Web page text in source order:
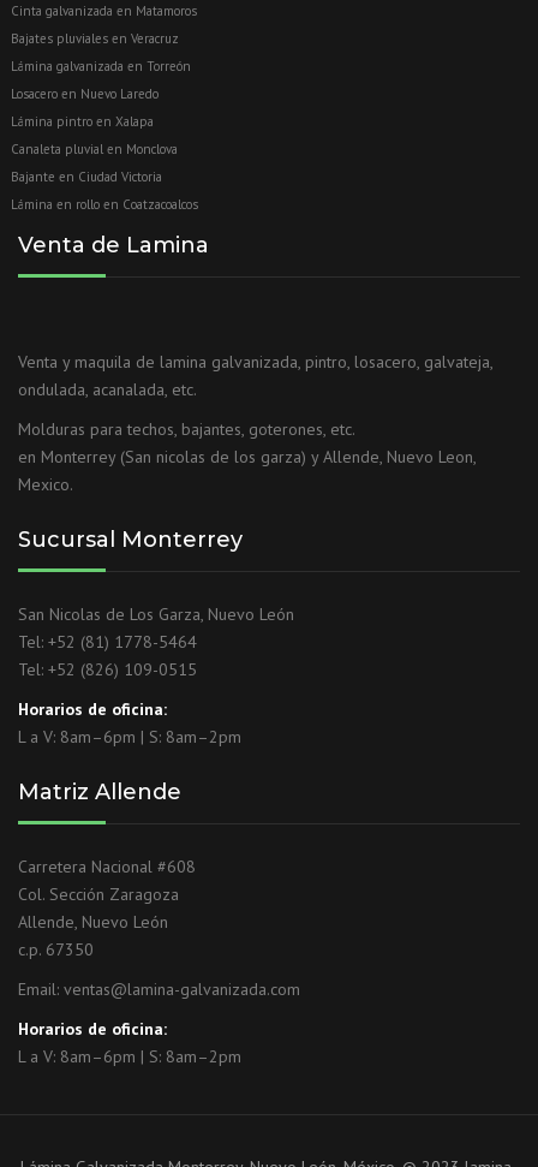
Cinta galvanizada en Matamoros
Bajates pluviales en Veracruz
Lámina galvanizada en Torreón
Losacero en Nuevo Laredo
Lámina pintro en Xalapa
Canaleta pluvial en Monclova
Bajante en Ciudad Victoria
Lámina en rollo en Coatzacoalcos
Venta de Lamina
Venta y maquila de lamina galvanizada, pintro, losacero, galvateja,
ondulada, acanalada, etc.
Molduras para techos, bajantes, goterones, etc.
en Monterrey (San nicolas de los garza) y Allende, Nuevo Leon,
Mexico.
Sucursal Monterrey
San Nicolas de Los Garza, Nuevo León
Tel: +52 (81) 1778-5464
Tel: +52 (826) 109-0515
Horarios de oficina:
L a V: 8am–6pm | S: 8am–2pm
Matriz Allende
Carretera Nacional #608
Col. Sección Zaragoza
Allende, Nuevo León
c.p. 67350
Email: ventas@lamina-galvanizada.com
Horarios de oficina:
L a V: 8am–6pm | S: 8am–2pm